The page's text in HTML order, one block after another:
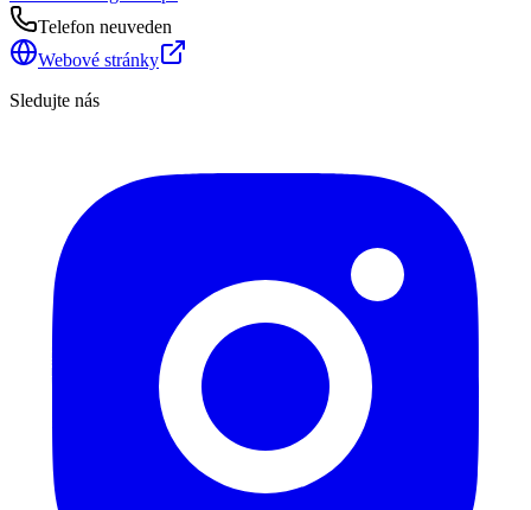
Telefon neuveden
Webové stránky
Sledujte nás